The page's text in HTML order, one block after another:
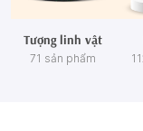
Tượng linh vật
71 sản phẩm